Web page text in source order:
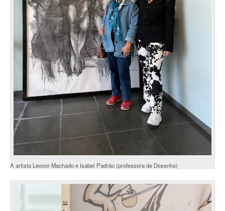
A artista Leonor Machado e Isabel Padrão (professora de Desenho)